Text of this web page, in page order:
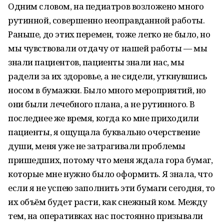
Одним словом, на педиатров возложено много
рутинной, совершенно неоправданной работы.
Раньше, до этих перемен, тоже легко не было, но
мы чувствовали отдачу от нашей работы — мы
знали пациентов, пациенты знали нас, мы
радели за их здоровье, а не сидели, уткнувшись
носом в бумажки. Было много мероприятий, но
они были лечебного плана, а не рутинного. В
последнее же время, когда ко мне приходили
пациенты, я ощущала буквально очерствение
души, меня уже не затрагивали проблемы
пришедших, потому что меня ждала гора бумаг,
которые мне нужно было оформить. Я знала, что
если я не успею заполнить эти бумаги сегодня, то
их объём будет расти, как снежный ком. Между
тем, на оперативках нас постоянно призывали